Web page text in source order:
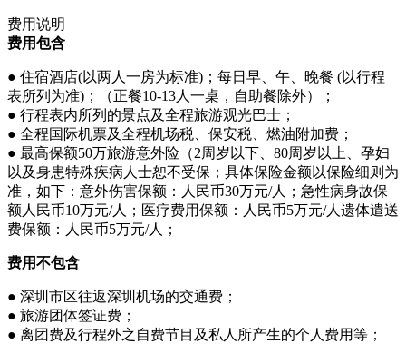
费用说明
费用包含
● 住宿酒店(以两人一房为标准)；每日早、午、晚餐 (以行程
表所列为准)；（正餐10-13人一桌，自助餐除外）；
● 行程表内所列的景点及全程旅游观光巴士；
● 全程国际机票及全程机场税、保安税、燃油附加费；
● 最高保额50万旅游意外险（2周岁以下、80周岁以上、孕妇
以及身患特殊疾病人士恕不受保；具体保险金额以保险细则为
准，如下：意外伤害保额：人民币30万元/人；急性病身故保
额人民币10万元/人；医疗费用保额：人民币5万元/人遗体遣送
费保额：人民币5万元/人；
费用不包含
● 深圳市区往返深圳机场的交通费；
● 旅游团体签证费；
● 离团费及行程外之自费节目及私人所产生的个人费用等；